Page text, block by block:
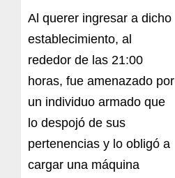
Al querer ingresar a dicho
establecimiento, al
rededor de las 21:00
horas, fue amenazado por
un individuo armado que
lo despojó de sus
pertenencias y lo obligó a
cargar una máquina